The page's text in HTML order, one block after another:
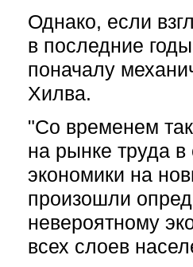
Однако, если
в последние
поначалу
Хилва.
"Со временем
на рынке труда
экономики на
произошли
невероятному
всех слоев